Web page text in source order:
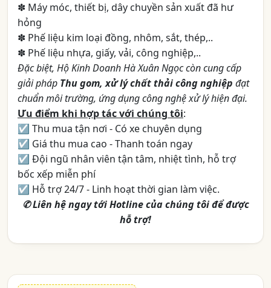
✽ Máy móc, thiết bị, dây chuyền sản xuất đã hư
hỏng
✽ Phế liệu kim loại đồng, nhôm, sắt, thép,..
✽ Phế liệu nhựa, giấy, vải, công nghiệp,..
Đặc biệt, Hộ Kinh Doanh Hà Xuân Ngọc còn cung cấp
giải pháp Thu gom, xử lý chất thải công nghiệp đạt
chuẩn môi trường, ứng dụng công nghệ xử lý hiện đại.
Ưu điểm khi hợp tác với chúng tôi:
☑ Thu mua tận nơi - Có xe chuyên dụng
☑ Giá thu mua cao - Thanh toán ngay
☑ Đội ngũ nhân viên tận tâm, nhiệt tình, hỗ trợ
bốc xếp miễn phí
☑ Hỗ trợ 24/7 - Linh hoạt thời gian làm việc.
✆ Liên hệ ngay tới Hotline của chúng tôi để được
hỗ trợ!